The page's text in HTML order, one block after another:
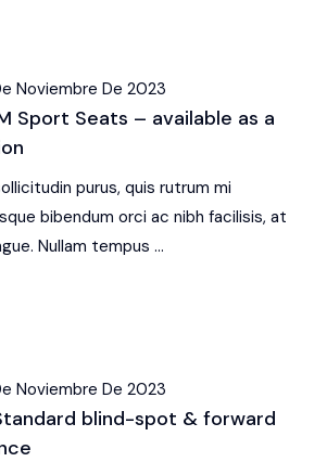
Noviembre De 2023
Sport Seats – available as a
purus, quis rutrum mi
bibendum orci ac nibh facilisis, at
Nullam tempus ...
Noviembre De 2023
blind-spot & forward